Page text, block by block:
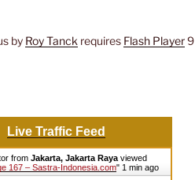
by Roy Tanck requires Flash Player9
Live Traffic Feed
from Jakarta, Jakarta Rayaviewed
167 – Sastra-Indonesia.com" 1 min ago